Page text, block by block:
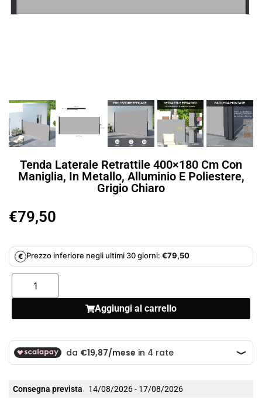
Tenda Laterale Retrattile 400×180 Cm Con
Maniglia, In Metallo, Alluminio E Poliestere,
Grigio Chiaro
€79,50
€ Prezzo inferiore negli ultimi 30 giorni: €79,50
Aggiungi al carrello
Consegna prevista 14/08/2026 - 17/08/2026